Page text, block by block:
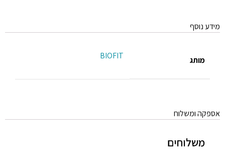
מידע נוסף
מותג BIOFIT
אספקה ומשלוח
משלוחים